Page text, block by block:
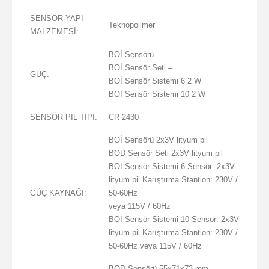
SENSÖR YAPI
MALZEMESİ:
Teknopolimer
GÜÇ:
BOİ Sensörü –
BOİ Sensör Seti –
BOİ Sensör Sistemi 6 2 W
BOİ Sensör Sistemi 10 2 W
SENSÖR PİL TİPİ: CR 2430
GÜÇ KAYNAĞI:
BOİ Sensörü 2x3V lityum pil
BOD Sensör Seti 2x3V lityum pil
BOİ Sensör Sistemi 6 Sensör: 2x3V
lityum pil Karıştırma Stantion: 230V /
50-60Hz
veya 115V / 60Hz
BOİ Sensör Sistemi 10 Sensör: 2x3V
lityum pil Karıştırma Stantion: 230V /
50-60Hz veya 115V / 60Hz